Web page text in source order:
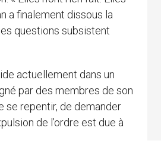
a finalement dissous la
questions subsistent
actuellement dans un
par des membres de son
se repentir, de demander
de l’ordre est due à